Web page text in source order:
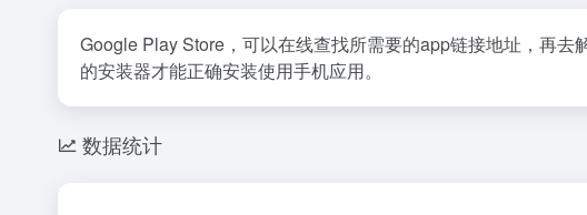
Google Play Store，可以在线查找所需要的app链接地址，再
的安装器才能正确安装使用手机应用。
数据统计